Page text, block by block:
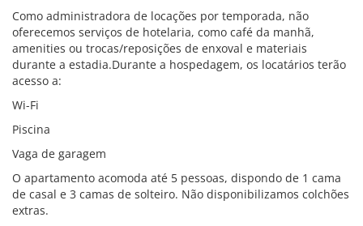
Como administradora de locações por temporada, não
oferecemos serviços de hotelaria, como café da manhã,
amenities ou trocas/reposições de enxoval e materiais
durante a estadia.Durante a hospedagem, os locatários terão
acesso a:
Wi-Fi
Piscina
Vaga de garagem
O apartamento acomoda até 5 pessoas, dispondo de 1 cama
de casal e 3 camas de solteiro. Não disponibilizamos colchões
extras.